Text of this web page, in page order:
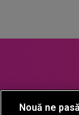
Nouă ne